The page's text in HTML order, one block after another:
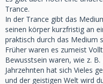
Trance.
In der Trance gibt das
seinen körper kurzfristig an
praktisch durch das Medium
Früher waren es zumeist
Bewusstsein waren, wie z.
Jahrzehnten hat sich Vieles
und der geistigen Welt wird